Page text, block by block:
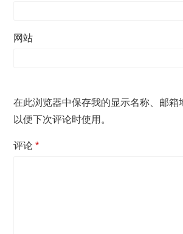
网站
在此浏览器中保存我的显示名称、邮箱
以便下次评论时使用。
评论*